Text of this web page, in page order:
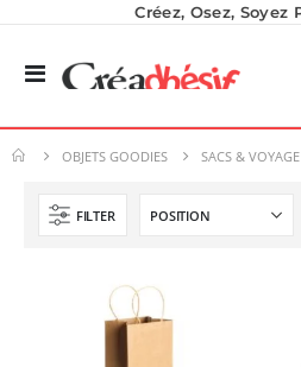
Créez, Osez, Soyez
Basculer
OBJETS GOODIES SACS & VOYAGE
FILTER
Rating:
1 350,95 €
59,99 €